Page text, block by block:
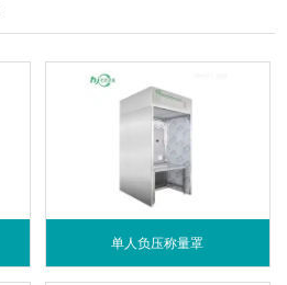
单人负压称量罩